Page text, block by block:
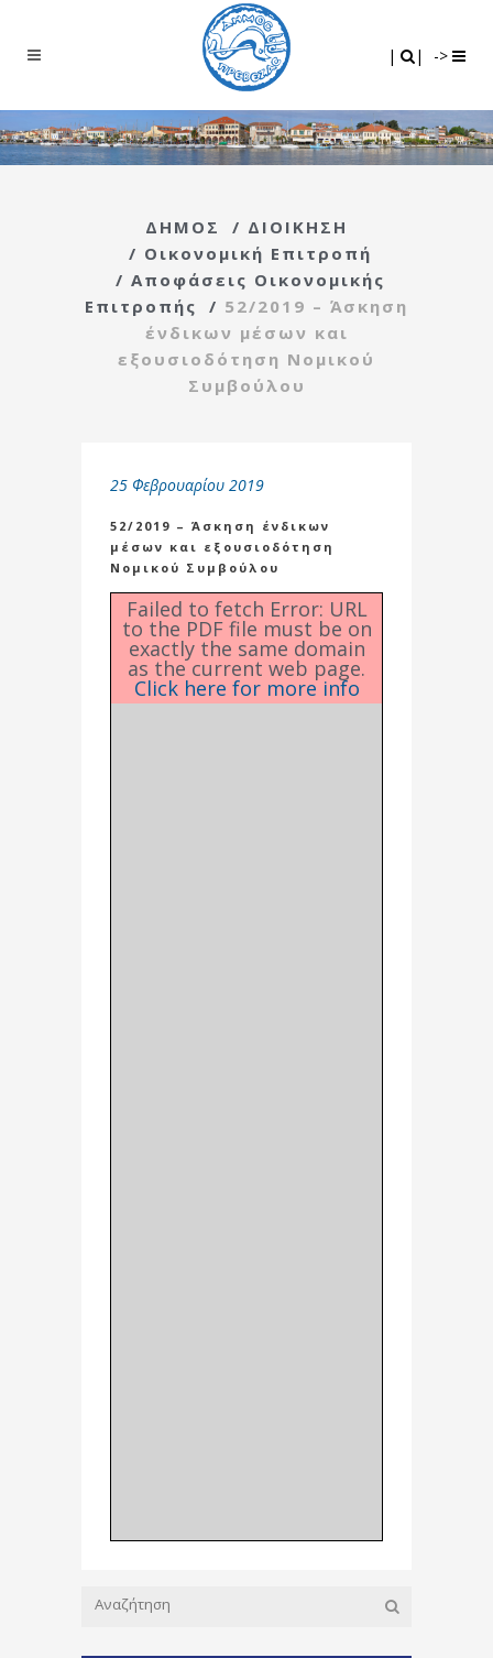
| | ->
ΔΗΜΟΣ / ΔΙΟΙΚΗΣΗ
/ Οικονομική Επιτροπή
/ Αποφάσεις Οικονομικής
Επιτροπής
/ 52/2019 – Άσκηση
ένδικων μέσων και
εξουσιοδότηση Νομικού
Συμβούλου
25 Φεβρουαρίου 2019
52/2019 – Άσκηση ένδικων
μέσων και εξουσιοδότηση
Νομικού Συμβούλου
Failed to fetch Error: URL
to the PDF file must be on
exactly the same domain
as the current web page.
Click here for more info